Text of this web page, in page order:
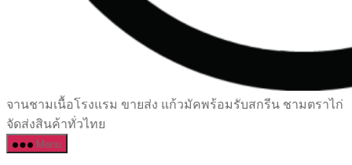
เซรามิค
ครบ
ครัน
จานชามเนื้อโรงแรม ขายส่ง แก้วมัคพร้อมรับสกรีน ชามตราไก่
จัดส่งสินค้าทั่วไทย
Menu